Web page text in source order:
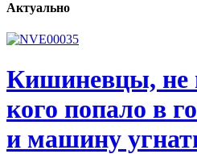
Актуально
Кишиневцы, не
кого попало в
и машину